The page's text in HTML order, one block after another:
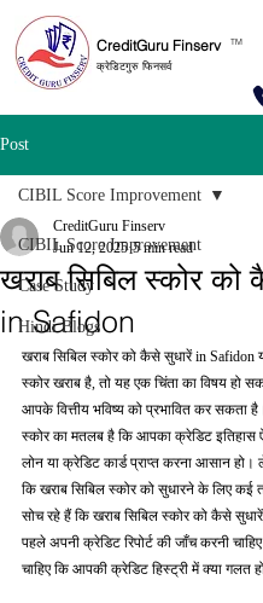
CreditGuru Finserv
क्रेडिटगुरु फिनसर्व
TM
Post
CIBIL Score Improvement
Case Study
Hindi Blogs
CIBIL Score Improvement
खराब सिबिल स्कोर को
in Safidon
CreditGuru Finserv
Jun 12, 2025 5 min read
खराब सिबिल स्कोर को कैसे सुधारें in Safidon
स्कोर खराब है, तो यह एक चिंता का विषय हो
आपके वित्तीय भविष्य को प्रभावित कर सकता
स्कोर का मतलब है कि आपका क्रेडिट इतिहास
लोन या क्रेडिट कार्ड प्राप्त करना आसान
कि खराब सिबिल स्कोर को सुधारने के लिए
सोच रहे हैं कि खराब सिबिल स्कोर को कैसे
पहले अपनी क्रेडिट रिपोर्ट की जाँच करनी
चाहिए कि आपकी क्रेडिट हिस्ट्री में क्या गलत